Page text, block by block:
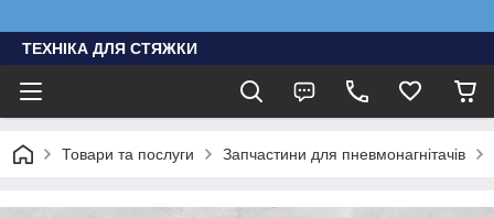
ТЕХНІКА ДЛЯ СТЯЖКИ
Товари та послуги Запчастини для пневмонагнітачів